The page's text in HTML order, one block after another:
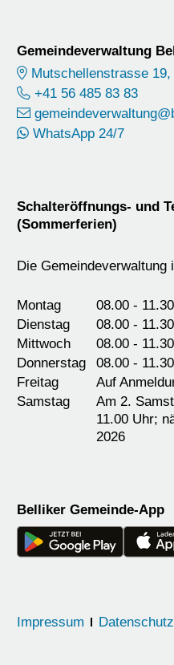
Footer
Gemeindeverwaltung
Mutschellenstrasse
+41 56 485 83 83
WhatsApp 24/7
Schalteröffnungs- und
(Sommerferien)
Die
Montag
08.00 -
Dienstag
08.00 -
Mittwoch
08.00 -
Donnerstag
08.00 -
Freitag
Auf
Samstag
Am 2.
11.00 Uhr;
2026
Belliker Gemeinde-App
Servicelinks
Impressum Datenschutz